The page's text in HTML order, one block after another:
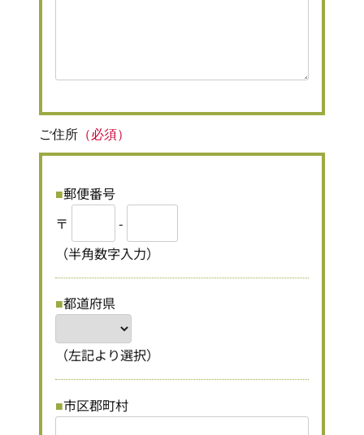
ご住所 （必須）
郵便番号
〒
-
（半角数字入力）
都道府県
（左記より選択）
市区郡町村